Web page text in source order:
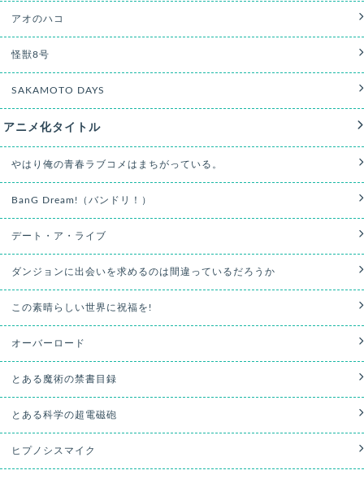
アオのハコ
怪獣8号
SAKAMOTO DAYS
アニメ化タイトル
やはり俺の青春ラブコメはまちがっている。
BanG Dream!（バンドリ！）
デート・ア・ライブ
ダンジョンに出会いを求めるのは間違っているだろうか
この素晴らしい世界に祝福を!
オーバーロード
とある魔術の禁書目録
とある科学の超電磁砲
ヒプノシスマイク